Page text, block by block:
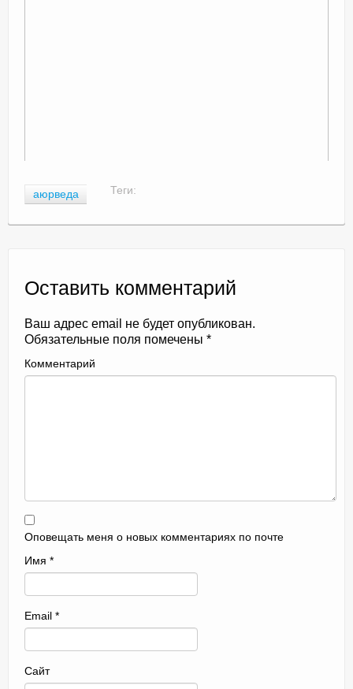
Теги:
аюрведа
Оставить комментарий
Ваш адрес email не будет опубликован.
Обязательные поля помечены *
Комментарий
Оповещать меня о новых комментариях по почте
Имя *
Email *
Сайт